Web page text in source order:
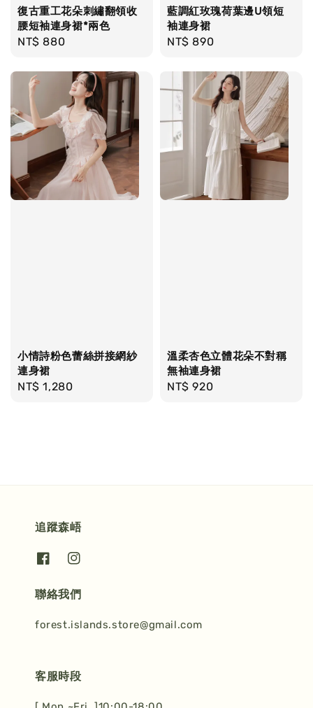
復古重工花朵刺繡翻領收
腰短袖連身裙*兩色
Regular
NT$ 880
藍調紅玫瑰荷葉邊U領短
袖連身裙
Regular
NT$ 890
小情詩粉色蕾絲拼接網紗
連身裙
Regular
NT$ 1,280
溫柔杏色立體花朵不對稱
無袖連身裙
Regular
NT$ 920
追蹤森峿
聯絡我們
forest.islands.store@gmail.com
客服時段